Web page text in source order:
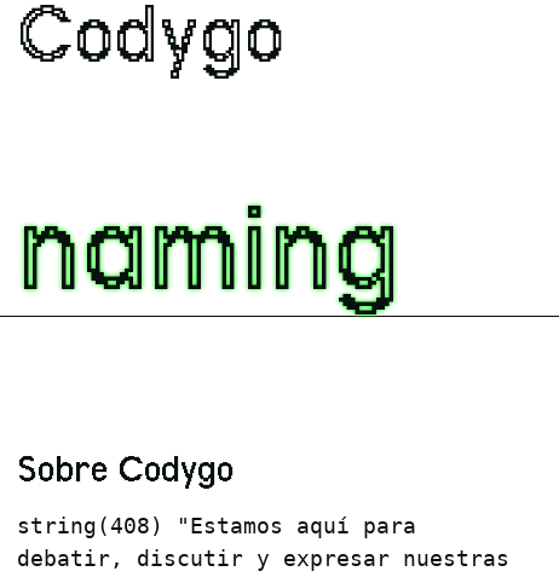
Codygo
naming
Sobre Codygo
string(408) "Estamos aquí para
debatir, discutir y expresar nuestras